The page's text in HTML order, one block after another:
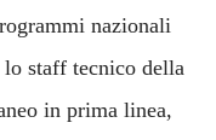
come nei
Tennis
struttura di via